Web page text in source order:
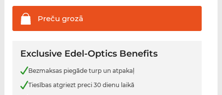
Preču grozā
Exclusive Edel-Optics Benefits
Bezmaksas piegāde turp un atpakaļ
Tiesības atgriezt preci 30 dienu laikā